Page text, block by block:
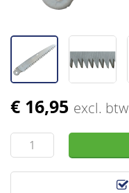
€ 16,95 excl. btw
Ga
het
begin
van